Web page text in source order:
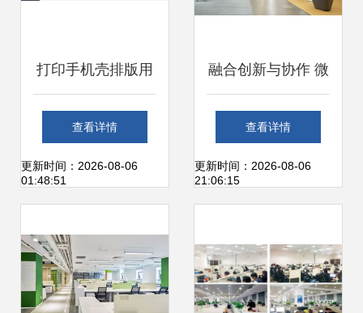
打印手机壳排版用
ERP办公服务软件
开发 提升定制化生
管理
查看详情
更新时间：2026-08-06
01:48:51
融合创新与协作 微
软加拿大卓越中心
办公区的室内设计
发
查看详情
更新时间：2026-08-06
21:06:15